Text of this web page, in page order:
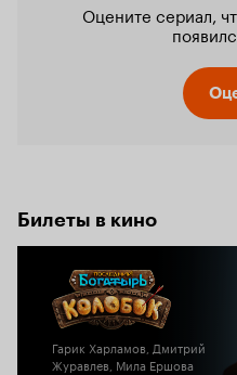
Оцените сериал,
Билеты в кино
Гарик Харламов, Дмитрий
Журавлев, Мила Ершова